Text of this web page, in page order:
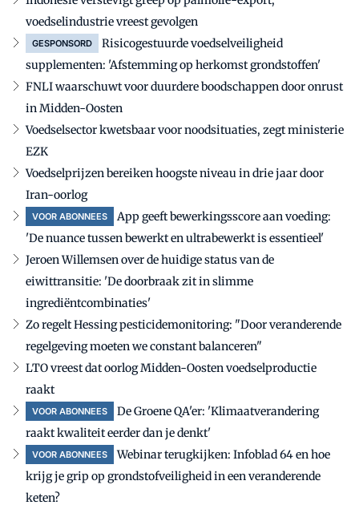
voedselindustrie vreest gevolgen
GESPONSORD
Risicogestuurde voedselveiligheid
supplementen: 'Afstemming op herkomst grondstoffen'
FNLI waarschuwt voor duurdere boodschappen door onrust
in Midden-Oosten
Voedselsector kwetsbaar voor noodsituaties, zegt ministerie
EZK
Voedselprijzen bereiken hoogste niveau in drie jaar door
Iran-oorlog
VOOR ABONNEES
App geeft bewerkingsscore aan voeding:
'De nuance tussen bewerkt en ultrabewerkt is essentieel'
Jeroen Willemsen over de huidige status van de
eiwittransitie: 'De doorbraak zit in slimme
ingrediëntcombinaties'
Zo regelt Hessing pesticidemonitoring: "Door veranderende
regelgeving moeten we constant balanceren"
LTO vreest dat oorlog Midden-Oosten voedselproductie
raakt
VOOR ABONNEES
De Groene QA'er: 'Klimaatverandering
raakt kwaliteit eerder dan je denkt'
VOOR ABONNEES
Webinar terugkijken: Infoblad 64 en hoe
krijg je grip op grondstofveiligheid in een veranderende
keten?